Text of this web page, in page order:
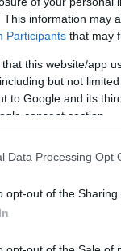
This information may
Participants that may
that this website/app
but not
to Google and its
consent section.
Data Processing Opt
opt-out of the Sharing